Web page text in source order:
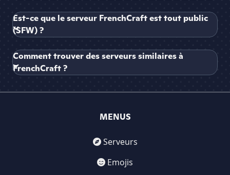
Est-ce que le serveur FrenchCraft est tout public
(SFW) ?
Comment trouver des serveurs similaires à
FrenchCraft ?
MENUS
Serveurs
Emojis